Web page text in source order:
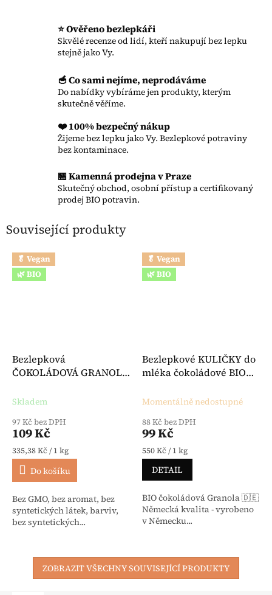
⭐ Ověřeno bezlepkáři
Skvělé recenze od lidí, kteří nakupují bez lepku
stejně jako Vy.
🥣 Co sami nejíme, neprodáváme
Do nabídky vybíráme jen produkty, kterým
skutečně věříme.
❤️ 100% bezpečný nákup
Žijeme bez lepku jako Vy. Bezlepkové potraviny
bez kontaminace.
🏪 Kamenná prodejna v Praze
Skutečný obchod, osobní přístup a certifikovaný
prodej BIO potravin.
Související produkty
🥬 Vegan
🌿 BIO
Bezlepková
ČOKOLÁDOVÁ GRANOLA
Skladem
97 Kč bez DPH
109 Kč
Měrná cena:
335,38 Kč / 1 kg
Do košíku
Bez GMO, bez aromat, bez
syntetických látek, barviv,
bez syntetických...
🥬 Vegan
🌿 BIO
Bezlepkové KULIČKY do
mléka čokoládové BIO
Momentálně nedostupné
88 Kč bez DPH
99 Kč
Měrná cena:
550 Kč / 1 kg
DETAIL
BIO čokoládová Granola 🇩🇪
Německá kvalita - vyrobeno
v Německu...
ZOBRAZIT VŠECHNY SOUVISEJÍCÍ PRODUKTY